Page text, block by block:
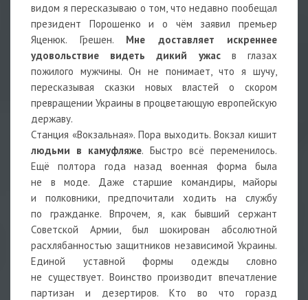
видом я пересказываю о том, что недавно пообещал
президент Порошенко и о чём заявил премьер
Яценюк. Грешен. Мне доставляет искреннее
удовольствие видеть дикий ужасв глазах
пожилого мужчины. Он не понимает, что я шучу,
пересказывая сказки новых властей о скором
превращении Украины в процветающую европейскую
державу.
Станция «Вокзальная». Пора выходить. Вокзал кишит
людьми в камуфляже. Быстро всё переменилось.
Ещё полтора года назад военная форма была
не в моде. Даже старшие командиры, майоры
и полковники, предпочитали ходить на службу
по гражданке. Впрочем, я, как бывший сержант
Советской Армии, был шокирован абсолютной
расхлябанностью защитников независимой Украины.
Единой уставной формы одежды словно
не существует. Воинство производит впечатление
партизан и дезертиров. Кто во что горазд